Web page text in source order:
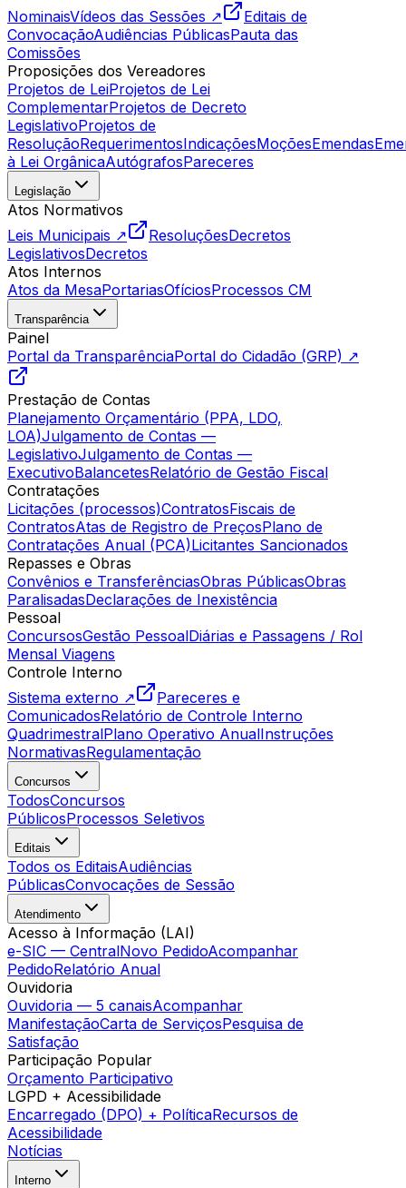
NominaisVídeos das Sessões ↗
Editais de
ConvocaçãoAudiências PúblicasPauta das
Comissões
Proposições dos Vereadores
Projetos de LeiProjetos de Lei
ComplementarProjetos de Decreto
LegislativoProjetos de
ResoluçãoRequerimentosIndicaçõesMoçõesEmendas
à Lei OrgânicaAutógrafosPareceres
Legislação
Atos Normativos
Leis Municipais ↗
ResoluçõesDecretos
LegislativosDecretos
Atos Internos
Atos da MesaPortariasOfíciosProcessos CM
Transparência
Painel
Portal da TransparênciaPortal do Cidadão (GRP) ↗
Prestação de Contas
Planejamento Orçamentário (PPA, LDO,
LOA)Julgamento de Contas —
LegislativoJulgamento de Contas —
ExecutivoBalancetesRelatório de Gestão Fiscal
Contratações
Licitações (processos)ContratosFiscais de
ContratosAtas de Registro de PreçosPlano de
Contratações Anual (PCA)Licitantes Sancionados
Repasses e Obras
Convênios e TransferênciasObras PúblicasObras
ParalisadasDeclarações de Inexistência
Pessoal
ConcursosGestão PessoalDiárias e Passagens / Rol
Mensal Viagens
Controle Interno
Sistema externo ↗
Pareceres e
ComunicadosRelatório de Controle Interno
QuadrimestralPlano Operativo AnualInstruções
NormativasRegulamentação
Concursos
TodosConcursos
PúblicosProcessos Seletivos
Editais
Todos os EditaisAudiências
PúblicasConvocações de Sessão
Atendimento
Acesso à Informação (LAI)
e-SIC — CentralNovo PedidoAcompanhar
PedidoRelatório Anual
Ouvidoria
Ouvidoria — 5 canaisAcompanhar
ManifestaçãoCarta de ServiçosPesquisa de
Satisfação
Participação Popular
Orçamento Participativo
LGPD + Acessibilidade
Encarregado (DPO) + PolíticaRecursos de
Acessibilidade
Notícias
Interno